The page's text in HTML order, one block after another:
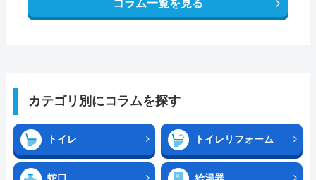
コラム一覧を見る
カテゴリ別にコラムを探す
トイレ トイレリフォーム